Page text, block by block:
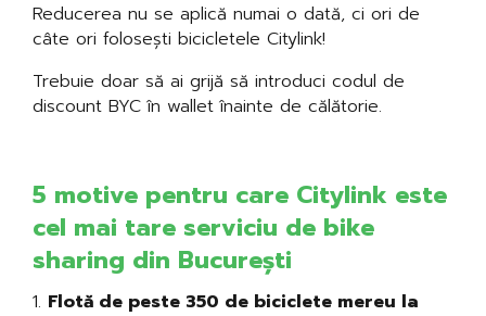
Reducerea nu se aplică numai o dată, ci ori de
câte ori folosești bicicletele Citylink!
Trebuie doar să ai grijă să introduci codul de
discount BYC în wallet înainte de călătorie.
5 motive pentru care Citylink este
cel mai tare serviciu de bike
sharing din București
Flotă de peste 350 de biciclete mereu la